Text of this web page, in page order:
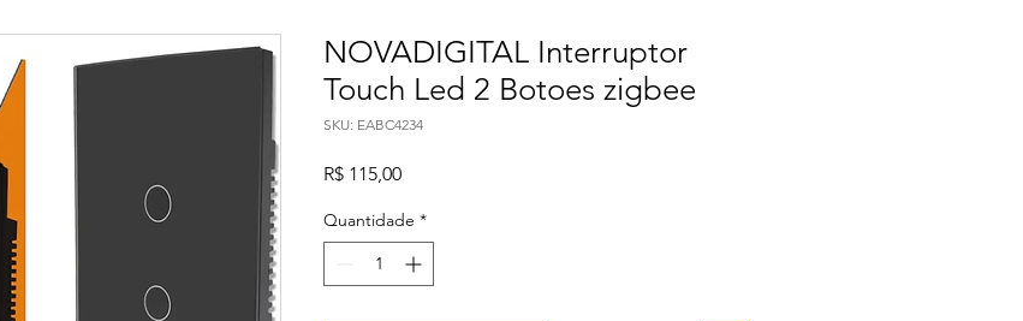
NOVADIGITAL Interruptor
Touch Led 2 Botoes zigbee
SKU: EABC4234
R$ 115,00Preço
Quantidade *